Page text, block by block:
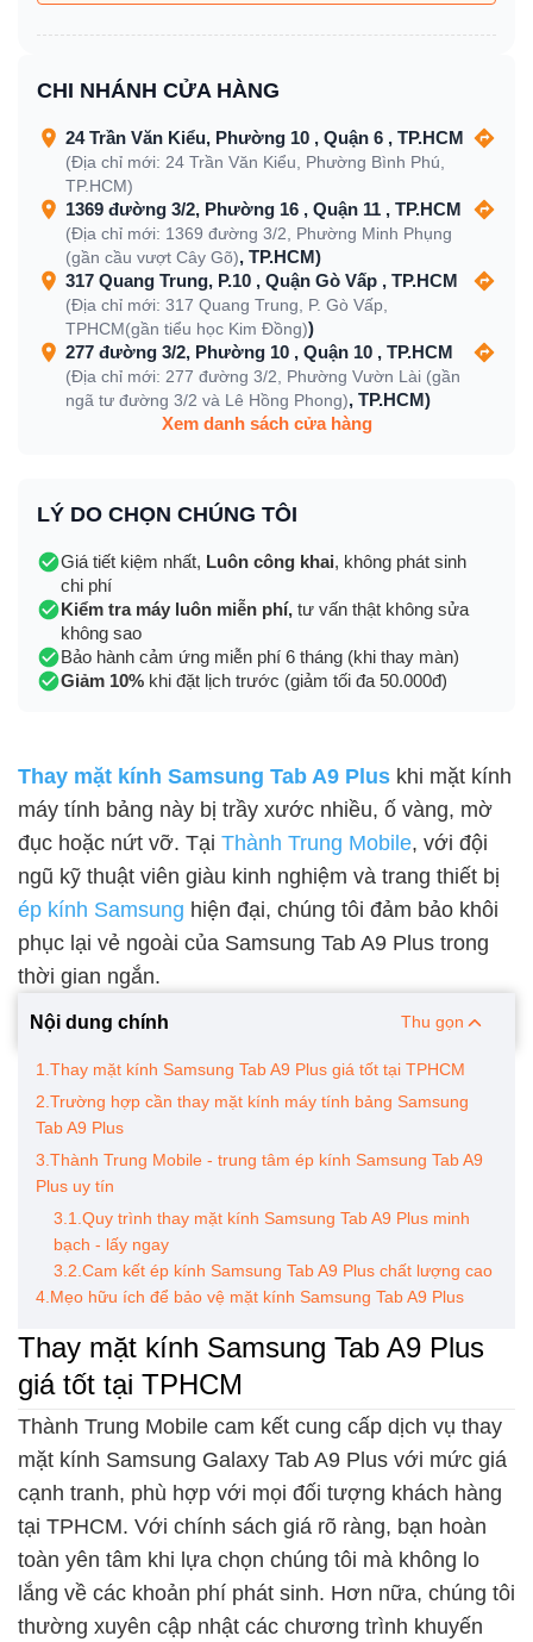
CHI NHÁNH CỬA HÀNG
24 Trần Văn Kiểu, Phường 10 , Quận 6 , TP.HCM
(Địa chỉ mới: 24 Trần Văn Kiểu, Phường Bình Phú,
TP.HCM)
1369 đường 3/2, Phường 16 , Quận 11 , TP.HCM
(Địa chỉ mới: 1369 đường 3/2, Phường Minh Phụng
(gần cầu vượt Cây Gõ), TP.HCM)
317 Quang Trung, P.10 , Quận Gò Vấp , TP.HCM
(Địa chỉ mới: 317 Quang Trung, P. Gò Vấp,
TPHCM(gần tiểu học Kim Đồng))
277 đường 3/2, Phường 10 , Quận 10 , TP.HCM
(Địa chỉ mới: 277 đường 3/2, Phường Vườn Lài (gần
ngã tư đường 3/2 và Lê Hồng Phong), TP.HCM)
Xem danh sách cửa hàng
LÝ DO CHỌN CHÚNG TÔI
Giá tiết kiệm nhất, Luôn công khai, không phát sinh
chi phí
Kiểm tra máy luôn miễn phí, tư vấn thật không sửa
không sao
Bảo hành cảm ứng miễn phí 6 tháng (khi thay màn)
Giảm 10% khi đặt lịch trước (giảm tối đa 50.000đ)
Thay mặt kính Samsung Tab A9 Plus khi mặt kính
máy tính bảng này bị trầy xước nhiều, ố vàng, mờ
đục hoặc nứt vỡ. Tại Thành Trung Mobile, với đội
ngũ kỹ thuật viên giàu kinh nghiệm và trang thiết bị
ép kính Samsung hiện đại, chúng tôi đảm bảo khôi
phục lại vẻ ngoài của Samsung Tab A9 Plus trong
thời gian ngắn.
Nội dung chính Thu gọn
1.Thay mặt kính Samsung Tab A9 Plus giá tốt tại TPHCM
2.Trường hợp cần thay mặt kính máy tính bảng Samsung
Tab A9 Plus
3.Thành Trung Mobile - trung tâm ép kính Samsung Tab A9
Plus uy tín
3.1.Quy trình thay mặt kính Samsung Tab A9 Plus minh
bạch - lấy ngay
3.2.Cam kết ép kính Samsung Tab A9 Plus chất lượng cao
4.Mẹo hữu ích để bảo vệ mặt kính Samsung Tab A9 Plus
Thay mặt kính Samsung Tab A9 Plus
giá tốt tại TPHCM
Thành Trung Mobile cam kết cung cấp dịch vụ thay
mặt kính Samsung Galaxy Tab A9 Plus với mức giá
cạnh tranh, phù hợp với mọi đối tượng khách hàng
tại TPHCM. Với chính sách giá rõ ràng, bạn hoàn
toàn yên tâm khi lựa chọn chúng tôi mà không lo
lắng về các khoản phí phát sinh. Hơn nữa, chúng tôi
thường xuyên cập nhật các chương trình khuyến